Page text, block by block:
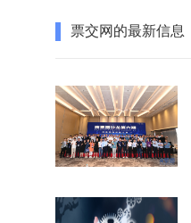
票交网的最新信息